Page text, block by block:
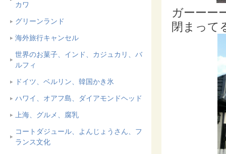
カワ
グリーンランド
海外旅行キャンセル
世界のお菓子、インド、カジュカリ、バ
ルフィ
ドイツ、ベルリン、韓国かき氷
ハワイ、オアフ島、ダイアモンドヘッド
上海、グルメ、腐乳
コートダジュール、よんじょうさん、フ
ランス文化
ガーーー
閉まって